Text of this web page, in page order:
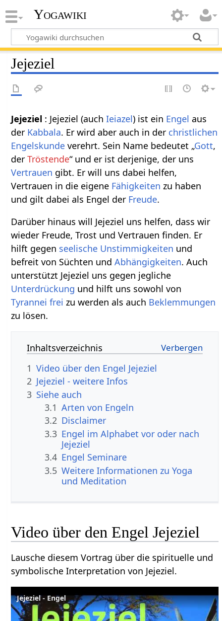
Yogawiki
Jejeziel
Jejeziel : Jejeziel (auchIeiazel) ist ein Engel aus
der Kabbala. Er wird aber auch in der christlichen
Engelskunde verehrt. Sein Name bedeutet „Gott,
derTröstende“ und er ist derjenige, der uns
Vertrauen gibt. Er will uns dabei helfen,
Vertrauen in die eigene Fähigkeiten zu haben
und gilt dabei als Engel der Freude.
Darüber hinaus will Jejeziel uns helfen, dass wir
wieder Freude, Trost und Vertrauen finden. Er
hilft gegen seelische Unstimmigkeiten und
befreit von Süchten undAbhängigkeiten. Auch
unterstützt Jejeziel uns gegen jegliche
Unterdrückung und hilft uns sowohl von
Tyrannei frei zu werden als auch Beklemmungen
zu lösen.
Inhaltsverzeichnis
1 Video über den Engel Jejeziel
2 Jejeziel - weitere Infos
3 Siehe auch
3.1 Arten von Engeln
3.2 Disclaimer
3.3 Engel im Alphabet vor oder nach
Jejeziel
3.4 Engel Seminare
3.5 Weitere Informationen zu Yoga
und Meditation
Video über den Engel Jejeziel
Lausche diesem Vortrag über die spirituelle und
symbolische Interpretation von Jejeziel.
Jejeziel - Engel